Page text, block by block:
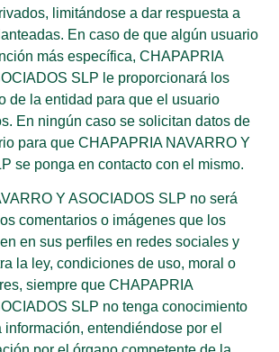
limitándose a dar respuesta a
En caso de que algún usuario
más específica, CHAPAPRIA
SLP le proporcionará los
de la entidad para que el usuario
En ningún caso se solicitan datos de
para que CHAPAPRIA NAVARRO Y
se ponga en contacto con el mismo.
Y ASOCIADOS SLP no será
comentarios o imágenes que los
en sus perfiles en redes sociales y
la ley, condiciones de uso, moral o
siempre que CHAPAPRIA
SLP no tenga conocimiento
entendiéndose por el